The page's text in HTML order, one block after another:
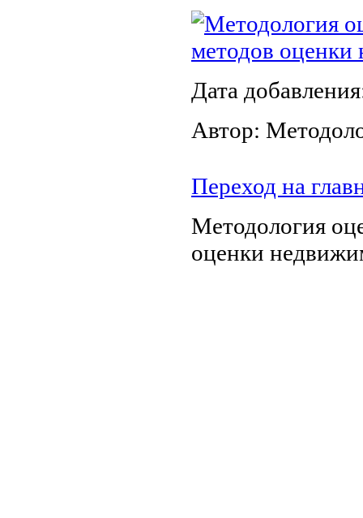
Методология
методов
Дата
Автор:
Переход на
Методология
оценки